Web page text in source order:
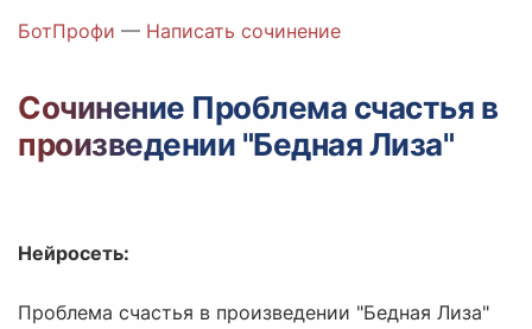
Цены
Вход с Telegram
БотПрофи — Написать сочинение
Сочинение Проблема счастья в
произведении "Бедная Лиза"
Нейросеть:
Проблема счастья в произведении "Бедная Лиза"